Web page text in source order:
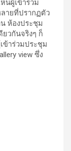
นผู้เข้าร่วม
ายที่ปรากฏตัว
ห้องประชุม
วกันจริงๆ ก็
ข้าร่วมประชุม
view ซึ่ง